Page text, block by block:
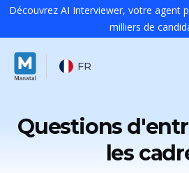
Découvrez AI Interviewer, votre agent
milliers de
FR
Questions
les